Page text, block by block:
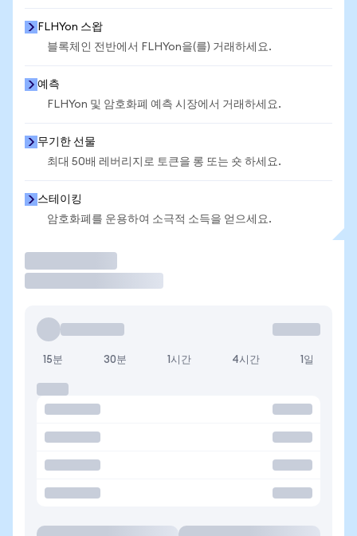
FLHYon 스왑
블록체인 전반에서 FLHYon을(를) 거래하세요.
예측
FLHYon 및 암호화폐 예측 시장에서 거래하세요.
무기한 선물
최대 50배 레버리지로 토큰을 롱 또는 숏 하세요.
스테이킹
암호화폐를 운용하여 소극적 소득을 얻으세요.
15분 30분 1시간 4시간 1일